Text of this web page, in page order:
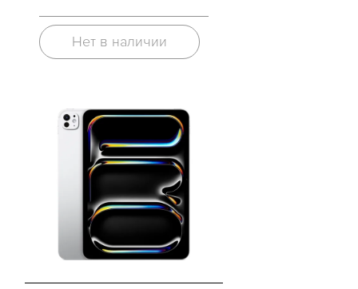
Нет в наличии